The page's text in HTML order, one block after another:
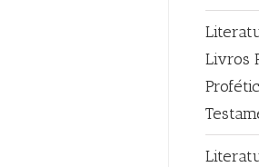
Livros